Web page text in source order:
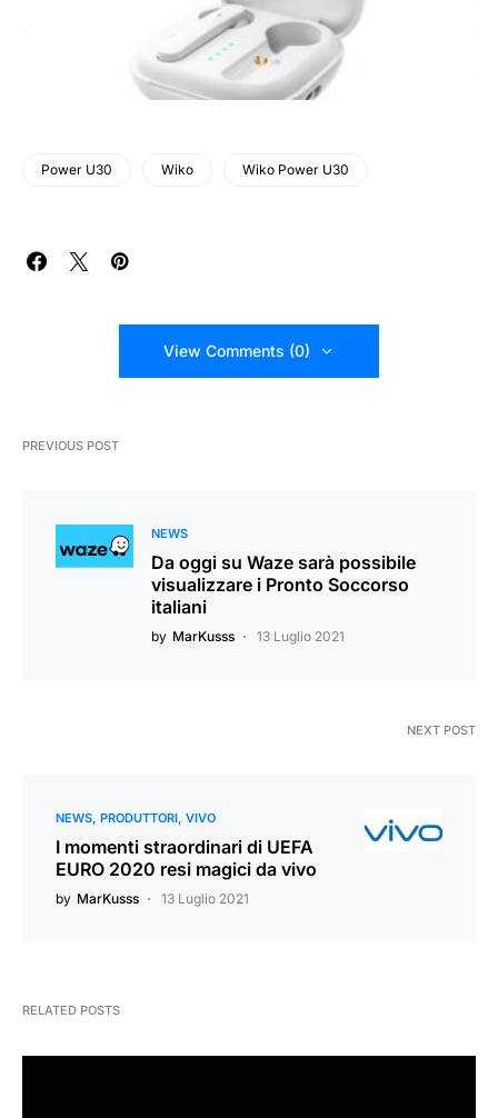
Power U30 Wiko Wiko Power U30
View Comments (0)
PREVIOUS POST
NEWS
Da oggi su Waze sarà possibile
visualizzare i Pronto Soccorso
italiani
by MarKusss 13 Luglio 2021
NEXT POST
NEWS PRODUTTORI VIVO
I momenti straordinari di UEFA
EURO 2020 resi magici da vivo
by MarKusss 13 Luglio 2021
RELATED POSTS